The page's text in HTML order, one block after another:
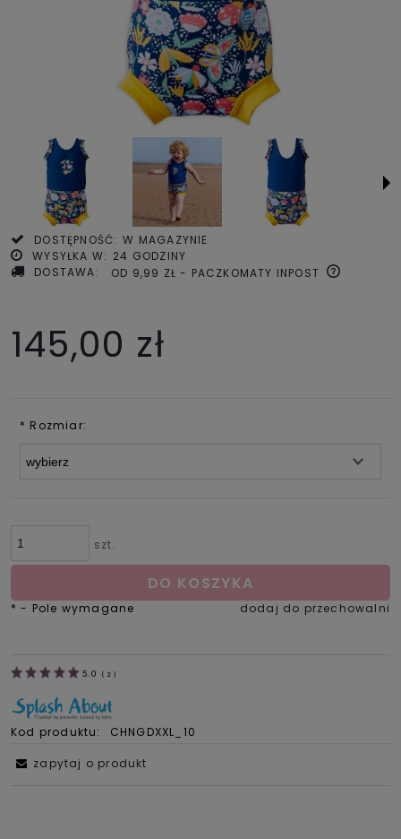
DOSTĘPNOŚĆ: W MAGAZYNIE
WYSYŁKA W: 24 GODZINY
DOSTAWA:
OD 9,99 ZŁ - PACZKOMATY INPOST
145,00 zł
* Rozmiar:
szt.
DO KOSZYKA
dodaj do przechowalni
* - Pole wymagane
5.0 ( 2 )
Kod produktu: CHNGDXXL_10
zapytaj o produkt